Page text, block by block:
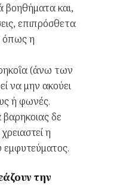
βοηθήματα και,
επιπρόσθετα
όπως η
(άνω των
να μην ακούει
ή φωνές.
δε
η
την